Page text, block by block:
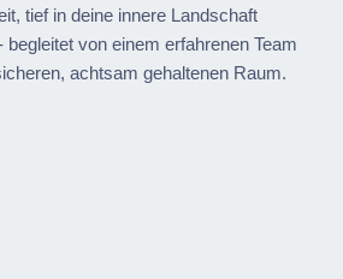
tief in deine innere Landschaft
begleitet von einem erfahrenen Team
achtsam gehaltenen Raum.